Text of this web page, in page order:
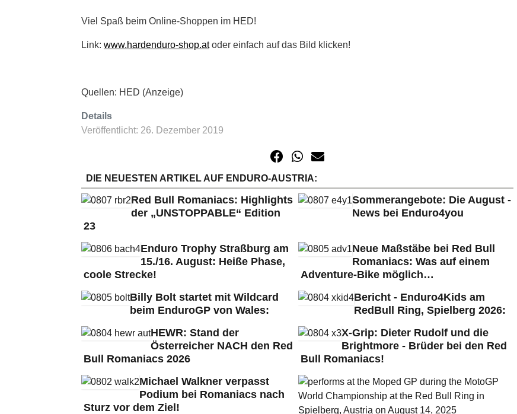
Viel Spaß beim Online-Shoppen im HED!
Link: www.hardenduro-shop.atoder einfach auf das Bild klicken!
Quellen: HED (Anzeige)
Details
Veröffentlicht: 26. Dezember 2019
DIE NEUESTEN ARTIKEL AUF ENDURO-AUSTRIA:
Red Bull Romaniacs: Highlights
der „UNSTOPPABLE“ Edition
23
Sommerangebote: Die August -
News bei Enduro4you
Enduro Trophy Straßburg am
15./16. August: Heiße Phase,
coole Strecke!
Neue Maßstäbe bei Red Bull
Romaniacs: Was auf einem
Adventure-Bike möglich…
Billy Bolt startet mit Wildcard
beim EnduroGP von Wales:
Bericht - Enduro4Kids am
RedBull Ring, Spielberg 2026:
HEWR: Stand der
Österreicher NACH den Red
Bull Romaniacs 2026
X-Grip: Dieter Rudolf und die
Brightmore - Brüder bei den Red
Bull Romaniacs!
Michael Walkner verpasst
Podium bei Romaniacs nach
Sturz vor dem Ziel!